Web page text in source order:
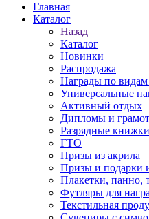
Главная
Каталог
Назад
Каталог
Новинки
Распродажа
Награды по видам
Универсальные
Активный отдых
Дипломы и
Разрядные
ГТО
Призы из акрила
Призы и подарки
Плакетки, панно,
Футляры для
Текстильная